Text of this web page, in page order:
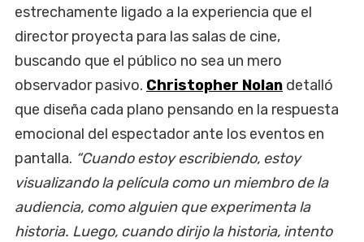
estrechamente ligado a la experiencia que el
director proyecta para las salas de cine,
buscando que el público no sea un mero
observador pasivo. Christopher Nolan detalló
que diseña cada plano pensando en la respuesta
emocional del espectador ante los eventos en
pantalla. “Cuando estoy escribiendo, estoy
visualizando la película como un miembro de la
audiencia, como alguien que experimenta la
historia. Luego, cuando dirijo la historia, intento